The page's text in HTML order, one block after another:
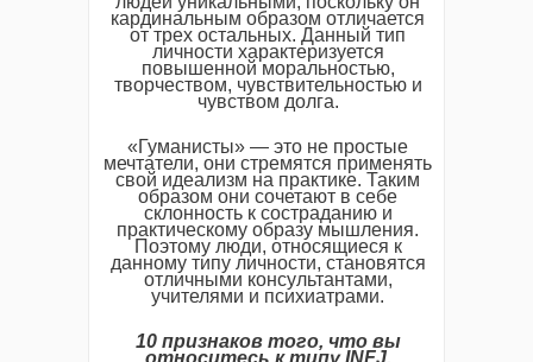
кардинальным образом отличается
от трех остальных. Данный тип
личности характеризуется
повышенной моральностью,
творчеством, чувствительностью и
чувством долга.
«Гуманисты» — это не простые
мечтатели, они стремятся применять
свой идеализм на практике. Таким
образом они сочетают в себе
склонность к состраданию и
практическому образу мышления.
Поэтому люди, относящиеся к
данному типу личности, становятся
отличными консультантами,
учителями и психиатрами.
10 признаков того, что вы
относитесь к типу INFJ.